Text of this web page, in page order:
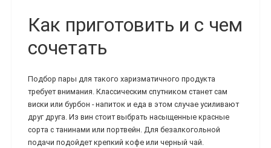
Как приготовить и с чем
сочетать
Подбор пары для такого харизматичного продукта
требует внимания. Классическим спутником станет сам
виски или бурбон - напиток и еда в этом случае усиливают
друг друга. Из вин стоит выбрать насыщенные красные
сорта с танинами или портвейн. Для безалкогольной
подачи подойдет крепкий кофе или черный чай.